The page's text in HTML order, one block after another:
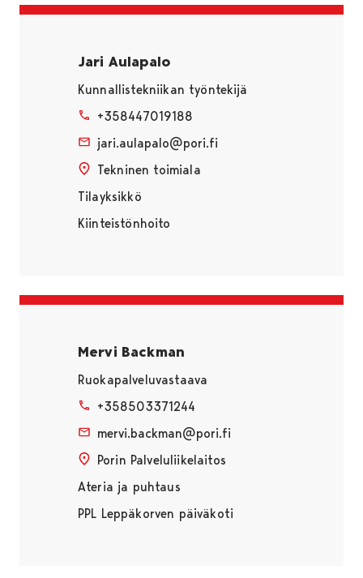
Jari Aulapalo
Kunnallistekniikan työntekijä
+358447019188
jari.aulapalo@pori.fi
Tekninen toimiala
Tilayksikkö
Kiinteistönhoito
Mervi Backman
Ruokapalveluvastaava
+358503371244
mervi.backman@pori.fi
Porin Palveluliikelaitos
Ateria ja puhtaus
PPL Leppäkorven päiväkoti